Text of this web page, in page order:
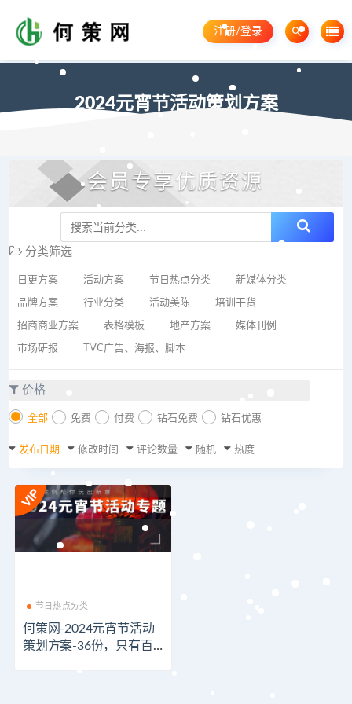
注册/登录
2024元宵节活动策划方案
会员专享优质资源
分类筛选
日更方案 活动方案 节日热点分类 新媒体分类
品牌方案 行业分类 活动美陈 培训干货
招商商业方案 表格模板 地产方案 媒体刊例
市场研报 TVC广告、海报、脚本
价格
全部 免费 付费 钻石免费 钻石优惠
发布日期 修改时间 评论数量 随机 热度
节日热点分类
何策网-2024元宵节活动
策划方案-36份，只有百